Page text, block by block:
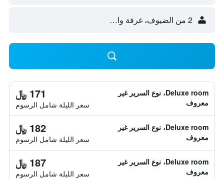
2 من الضيوف، غرفة واحدة
Deluxe room، نوع السرير غير
معروف
171 ﷼
سعر الليلة شامل الرسوم
Deluxe room، نوع السرير غير
معروف
182 ﷼
سعر الليلة شامل الرسوم
Deluxe room، نوع السرير غير
معروف
187 ﷼
سعر الليلة شامل الرسوم